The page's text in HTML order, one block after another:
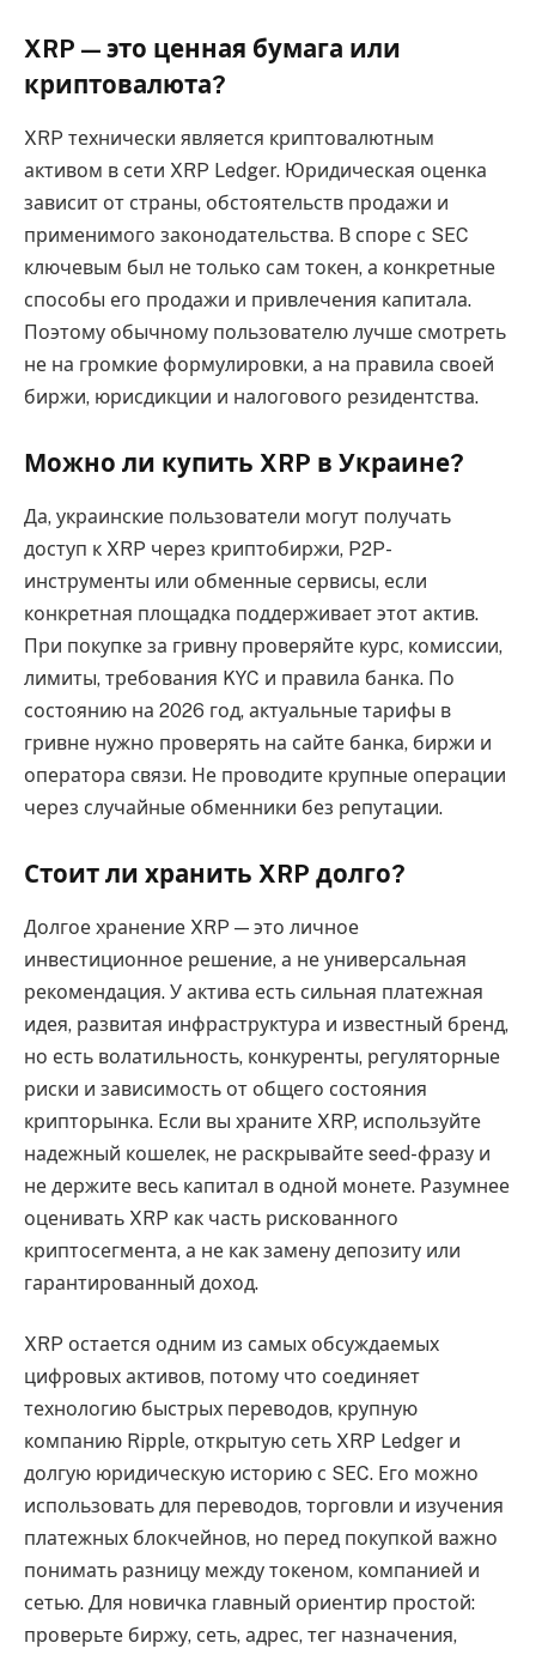
XRP — это ценная бумага или
криптовалюта?
XRP технически является криптовалютным
активом в сети XRP Ledger. Юридическая оценка
зависит от страны, обстоятельств продажи и
применимого законодательства. В споре с SEC
ключевым был не только сам токен, а конкретные
способы его продажи и привлечения капитала.
Поэтому обычному пользователю лучше смотреть
не на громкие формулировки, а на правила своей
биржи, юрисдикции и налогового резидентства.
Можно ли купить XRP в Украине?
Да, украинские пользователи могут получать
доступ к XRP через криптобиржи, P2P-
инструменты или обменные сервисы, если
конкретная площадка поддерживает этот актив.
При покупке за гривну проверяйте курс, комиссии,
лимиты, требования KYC и правила банка. По
состоянию на 2026 год, актуальные тарифы в
гривне нужно проверять на сайте банка, биржи и
оператора связи. Не проводите крупные операции
через случайные обменники без репутации.
Стоит ли хранить XRP долго?
Долгое хранение XRP — это личное
инвестиционное решение, а не универсальная
рекомендация. У актива есть сильная платежная
идея, развитая инфраструктура и известный бренд,
но есть волатильность, конкуренты, регуляторные
риски и зависимость от общего состояния
крипторынка. Если вы храните XRP, используйте
надежный кошелек, не раскрывайте seed-фразу и
не держите весь капитал в одной монете. Разумнее
оценивать XRP как часть рискованного
криптосегмента, а не как замену депозиту или
гарантированный доход.
XRP остается одним из самых обсуждаемых
цифровых активов, потому что соединяет
технологию быстрых переводов, крупную
компанию Ripple, открытую сеть XRP Ledger и
долгую юридическую историю с SEC. Его можно
использовать для переводов, торговли и изучения
платежных блокчейнов, но перед покупкой важно
понимать разницу между токеном, компанией и
сетью. Для новичка главный ориентир простой:
проверьте биржу, сеть, адрес, тег назначения,